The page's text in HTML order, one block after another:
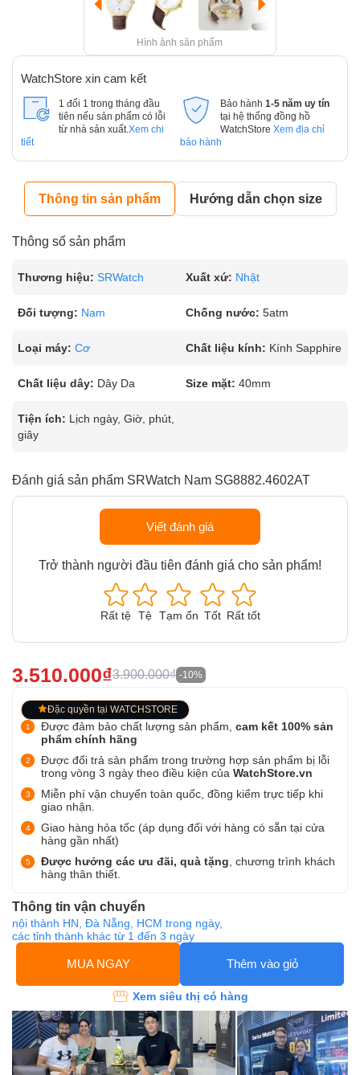
Hình ảnh sản phẩm
WatchStore xin cam kết
1 đổi 1 trong tháng đầu
tiên nếu sản phẩm có lỗi
từ nhà sản xuất. Xem chi
tiết
Bảo hành 1-5 năm uy tín
tại hệ thống đồng hồ
WatchStore Xem địa chỉ
bảo hành
Thông tin sản phẩm Hướng dẫn chọn size
Thông số sản phẩm
Thương hiệu: SRWatch Xuất xứ: Nhật
Đối tượng: Nam Chống nước: 5atm
Loại máy: Cơ Chất liệu kính: Kính Sapphire
Chất liệu dây: Dây Da Size mặt: 40mm
Tiện ích: Lịch ngày, Giờ, phút,
giây
Đánh giá sản phẩm SRWatch Nam SG8882.4602AT
Viết đánh giá
Trở thành người đầu tiên đánh giá cho sản phẩm!
Rất tệ Tệ Tạm ổn Tốt Rất tốt
3.510.000₫3.900.000₫ -10%
Đặc quyền tại WATCHSTORE
Được đảm bảo chất lượng sản phẩm, cam kết 100% sản
phẩm chính hãng
Được đổi trả sản phẩm trong trường hợp sản phẩm bị lỗi
trong vòng 3 ngày theo điều kiện của WatchStore.vn
Miễn phí vận chuyển toàn quốc, đồng kiểm trực tiếp khi
giao nhận.
Giao hàng hỏa tốc (áp dụng đối với hàng có sẵn tại cửa
hàng gần nhất)
Được hưởng các ưu đãi, quà tặng , chương trình khách
hàng thân thiết.
Thông tin vận chuyển
nội thành HN, Đà Nẵng, HCM trong ngày,
các tỉnh thành khác từ 1 đến 3 ngày
MUA NGAY Thêm vào giỏ
Xem siêu thị có hàng